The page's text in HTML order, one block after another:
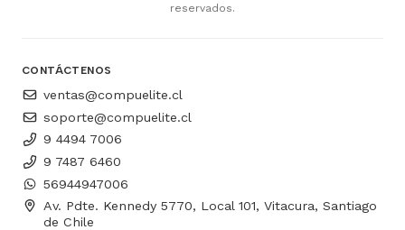
reservados.
CONTÁCTENOS
ventas@compuelite.cl
soporte@compuelite.cl
9 4494 7006
9 7487 6460
56944947006
Av. Pdte. Kennedy 5770, Local 101, Vitacura, Santiago
de Chile